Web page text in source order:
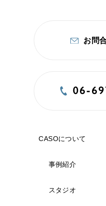
お問
06-
CASOについて
事例紹介
スタジオ